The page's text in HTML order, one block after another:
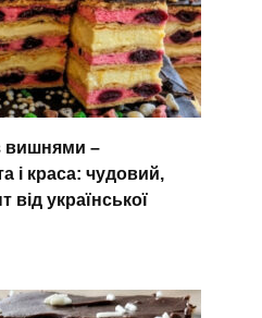
вишнями –
і краса: чудовий,
від української